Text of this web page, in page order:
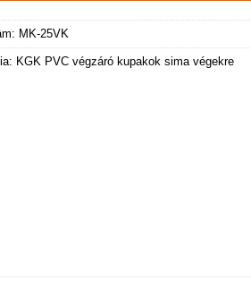
MK-25VK
KGK PVC végzáró kupakok sima végekre